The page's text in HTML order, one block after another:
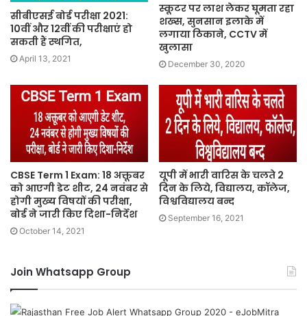
सीबीएसई बोर्ड परीक्षा 2021:
10वीं और 12वीं की परीक्षाएं हो
सकती हैं स्थगित,
April 13, 2021
स्कूटर पर लाश लेकर घूमता रहा
शख्स, सुनसान इलाके में
लगाया ठिकाने, CCTV में
खुलासा
December 30, 2020
CBSE Term 1 Exam: 18 अक्तूबर
को आएगी डेट शीट, 24 नवंबर से
होगी मुख्य विषयों की परीक्षा,
बोर्ड ने जारी किए दिशा-निर्देश
October 14, 2021
यूपी में भारी वारिस के चलते 2
दिन के लिये, विद्यालय, कॉलेज,
विश्वविद्यालय बन्द
September 16, 2021
Join Whatsapp Group